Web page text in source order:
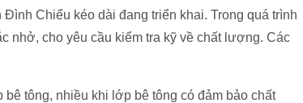
Chiểu kéo dài đang triển khai. Trong quá trình
nhở, cho yêu cầu kiểm tra kỹ về chất lượng. Các
tông, nhiều khi lớp bê tông có đảm bảo chất